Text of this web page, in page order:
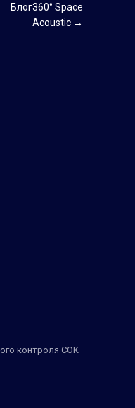
контроля СОК
Блог360° Space
Acoustic →